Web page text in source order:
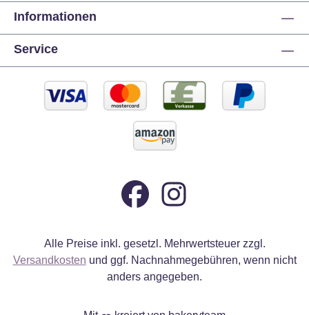
Informationen
Service
Alle Preise inkl. gesetzl. Mehrwertsteuer zzgl.
Versandkosten und ggf. Nachnahmegebühren, wenn nicht
anders angegeben.